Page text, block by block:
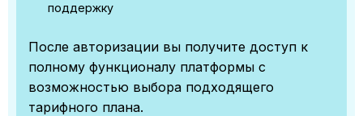
поддержку
После авторизации вы получите доступ к
полному функционалу платформы с
возможностью выбора подходящего
тарифного плана.